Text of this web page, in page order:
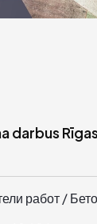
darbus
работ /